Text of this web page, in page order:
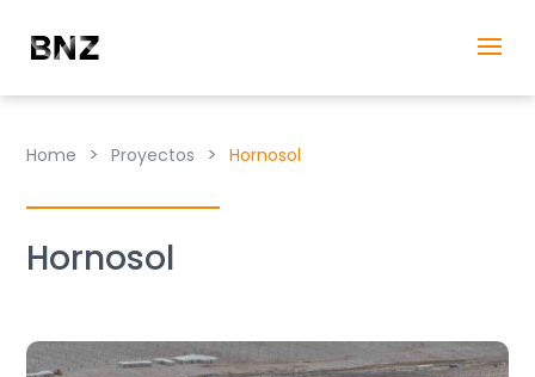
Home > Proyectos > Hornosol
Hornosol